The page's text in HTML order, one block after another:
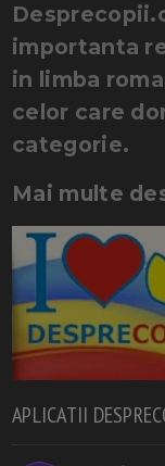
importanta
in limba
celor care
categorie.
Mai multe
APLICATII